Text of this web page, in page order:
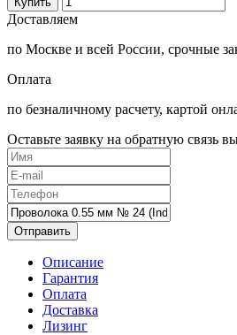
Доставляем
по Москве и всей России, срочные
Оплата
по безналичному расчету, картой
Оставьте заявку на обратную связь
Отправить
Описание
Гарантия
Оплата
Доставка
Лизинг